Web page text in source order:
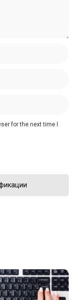
for the next time I